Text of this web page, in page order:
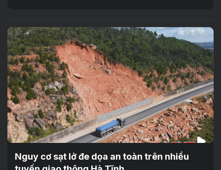
Nguy cơ sạt lở đe dọa an toàn trên nhiều